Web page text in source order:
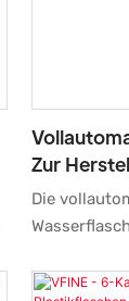
Zur
Die